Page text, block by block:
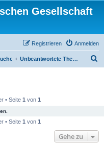
Gesellschaft
Anmelden
Registrieren
Unbeantwortete Themen
• Seite 1 von 1
• Seite 1 von 1
Gehe zu